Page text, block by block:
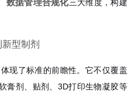
三大维度，构建
型制剂
现了标准的前瞻性。它不仅覆盖
膏剂、贴剂、3D打印生物凝胶等